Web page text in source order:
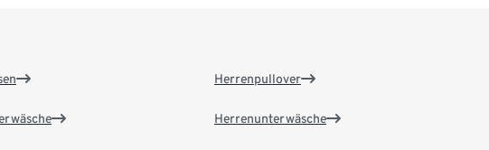
Herrenpullover
Herrenunterwäsche